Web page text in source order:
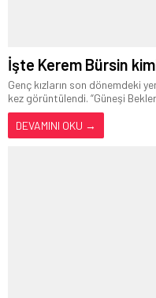
İşte Kerem Bürsin
Genç kızların son dönemdeki
kez görüntülendi. “Güneşi
DEVAMINI OKU →